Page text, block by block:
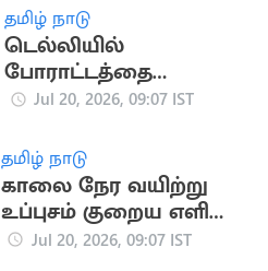
தமிழ் நாடு
டெல்லியில்
போராட்டத்தை
கலைக்க கண்ணீர்
Jul 20, 2026, 09:07 IST
தமிழ் நாடு
காலை நேர வயிற்று
உப்புசம் குறைய எளிய
வீட்டு வைத்தியங்கள்!
Jul 20, 2026, 09:07 IST